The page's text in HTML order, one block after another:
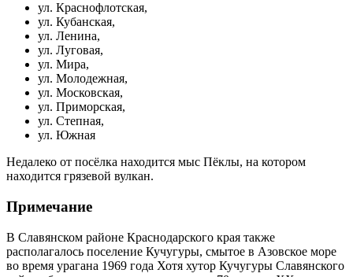
ул. Краснофлотская,
ул. Кубанская,
ул. Ленина,
ул. Луговая,
ул. Мира,
ул. Молодежная,
ул. Московская,
ул. Приморская,
ул. Степная,
ул. Южная
Недалеко от посёлка находится мыс Пёклы, на котором
находится грязевой вулкан.
Примечание
В Славянском районе Краснодарского края также
располагалось поселение Кучугуры, смытое в Азовское море
во время урагана 1969 года Хотя хутор Кучугуры Славянского